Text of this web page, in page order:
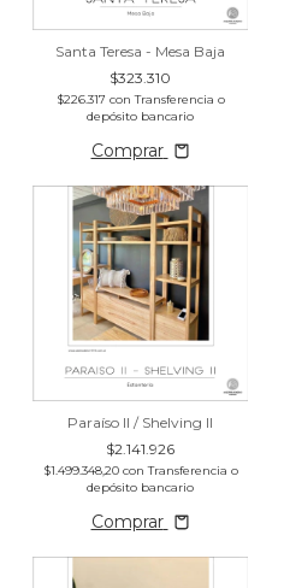
Santa Teresa - Mesa Baja
$323.310
$226.317 con Transferencia o
depósito bancario
Comprar
Paraíso II / Shelving II
$2.141.926
$1.499.348,20 con Transferencia o
depósito bancario
Comprar